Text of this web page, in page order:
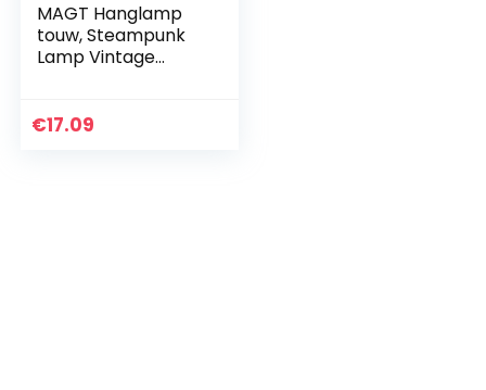
MAGT Hanglamp
touw, Steampunk
Lamp Vintage
Houder Loft Lamp
€17.09